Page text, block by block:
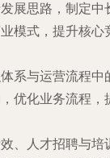
展思路，制定中
模式，提升核心
系与运营流程中
优化业务流程，
、人才招聘与培